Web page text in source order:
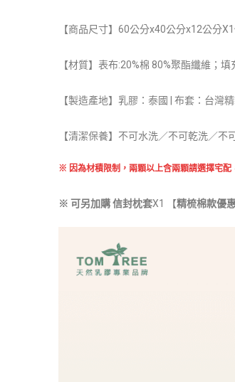
【商品尺寸】60公分x40公分x12公分
【材質】 表布:20%棉 80%聚酯纖維； 填
【製造產地】乳膠：泰國 | 布套：台灣
【清潔保養】 不可水洗／不可乾洗／
※ 因為材積限制，兩顆以上含兩顆請選擇宅配
※ 可另加購 信封枕套X1 【精梳棉款優